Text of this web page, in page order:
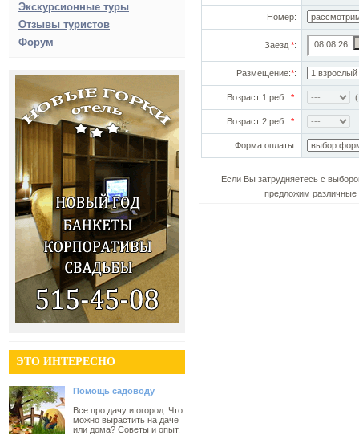
Экскурсионные туры
Отзывы туристов
Форум
ЭТО ИНТЕРЕСНО
Помощь садоводу
Все про дачу и огород. Что
можно вырастить на даче
или дома? Советы и опыт.
Номер:
Заезд *:
Размещение:*:
Возраст 1 реб.: *:
Возраст 2 реб.: *:
Форма оплаты:
Если Вы затрудняетесь с
предложим различные